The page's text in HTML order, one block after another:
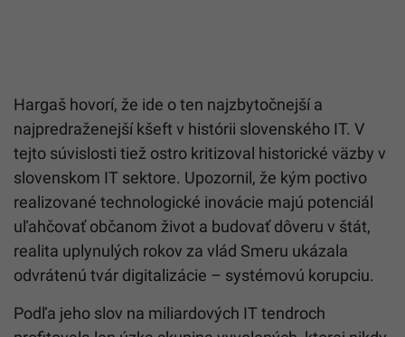
Hargaš hovorí, že ide o ten najzbytočnejší a